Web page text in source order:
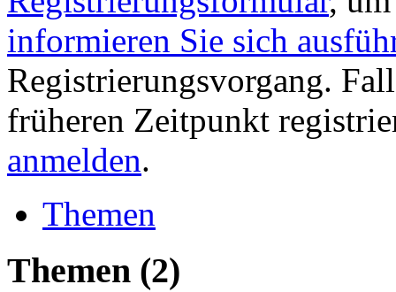
informieren Sie sich
Registrierungsvorgang.
früheren Zeitpunkt
anmelden.
Themen
Themen (2)